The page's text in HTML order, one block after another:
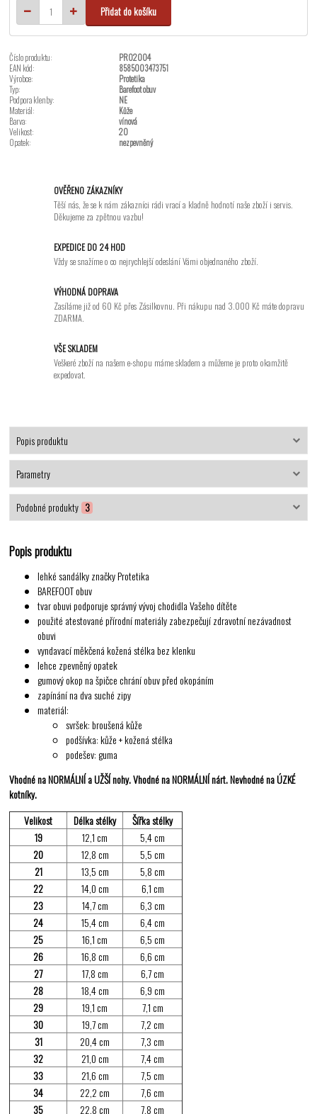
Přidat do košíku
Číslo produktu:
PRO2004
EAN kód:
8585003473751
Výrobce:
Protetika
Typ:
Barefoot obuv
Podpora klenby:
NE
Materiál:
Kůže
Barva:
vínová
Velikost:
20
Opatek:
nezpevněný
OVĚŘENO ZÁKAZNÍKY
Těší nás, že se k nám zákazníci rádi vrací a kladně hodnotí naše zboží i servis.
Děkujeme za zpětnou vazbu!
EXPEDICE DO 24 HOD
Vždy se snažíme o co nejrychlejší odeslání Vámi objednaného zboží.
VÝHODNÁ DOPRAVA
Zasíláme již od 60 Kč přes Zásilkovnu. Při nákupu nad 3.000 Kč máte dopravu
ZDARMA.
VŠE SKLADEM
Veškeré zboží na našem e-shopu máme skladem a můžeme je proto okamžitě
expedovat.
Popis produktu
Parametry
Podobné produkty 3
Popis produktu
lehké sandálky značky Protetika
BAREFOOT obuv
tvar obuvi podporuje správný vývoj chodidla Vašeho dítěte
použité atestované přírodní materiály zabezpečují zdravotní nezávadnost
obuvi
vyndavací měkčená kožená stélka bez klenku
lehce zpevněný opatek
gumový okop na špičce chrání obuv před okopáním
zapínání na dva suché zipy
materiál:
svršek: broušená kůže
podšívka: kůže + kožená stélka
podešev: guma
Vhodné na NORMÁLNÍ a UŽŠÍ nohy. Vhodné na NORMÁLNÍ nárt. Nevhodné na ÚZKÉ
kotníky.
Velikost
Délka stélky
Šířka stélky
19
12,1 cm
5,4 cm
20
12,8 cm
5,5 cm
21
13,5 cm
5,8 cm
22
14,0 cm
6,1 cm
23
14,7 cm
6,3 cm
24
15,4 cm
6,4 cm
25
16,1 cm
6,5 cm
26
16,8 cm
6,6 cm
27
17,8 cm
6,7 cm
28
18,4 cm
6,9 cm
29
19,1 cm
7,1 cm
30
19,7 cm
7,2 cm
31
20,4 cm
7,3 cm
32
21,0 cm
7,4 cm
33
21,6 cm
7,5 cm
34
22,2 cm
7,6 cm
35
22,8 cm 7,8 cm